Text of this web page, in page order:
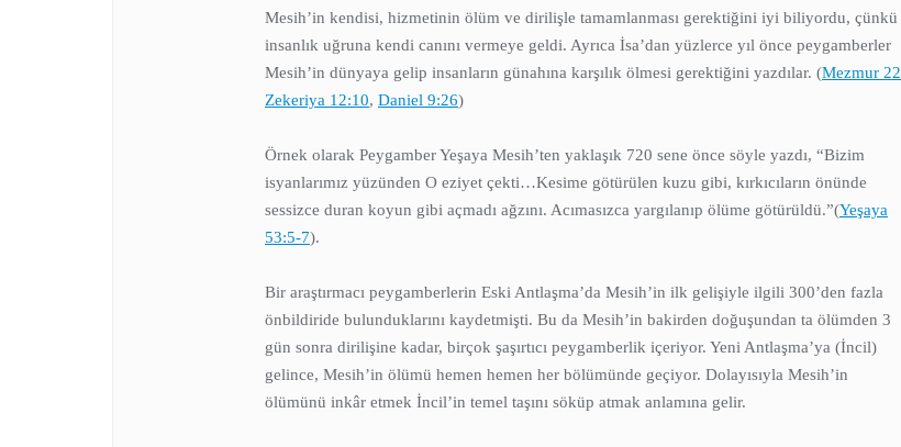
Mesih’in kendisi, hizmetinin ölüm ve dirilişle tamamlanması gerektiğini iyi biliyordu, çünkü
insanlık uğruna kendi canını vermeye geldi. Ayrıca İsa’dan yüzlerce yıl önce peygamberler
Mesih’in dünyaya gelip insanların günahına karşılık ölmesi gerektiğini yazdılar. (Mezmur 22
Zekeriya 12:10, Daniel 9:26)
Örnek olarak Peygamber Yeşaya Mesih’ten yaklaşık 720 sene önce söyle yazdı, “Bizim
isyanlarımız yüzünden O eziyet çekti…Kesime götürülen kuzu gibi, kırkıcıların önünde
sessizce duran koyun gibi açmadı ağzını. Acımasızca yargılanıp ölüme götürüldü.”(Yeşaya
53:5-7).
Bir araştırmacı peygamberlerin Eski Antlaşma’da Mesih’in ilk gelişiyle ilgili 300’den fazla
önbildiride bulunduklarını kaydetmişti. Bu da Mesih’in bakirden doğuşundan ta ölümden 3
gün sonra dirilişine kadar, birçok şaşırtıcı peygamberlik içeriyor. Yeni Antlaşma’ya (İncil)
gelince, Mesih’in ölümü hemen hemen her bölümünde geçiyor. Dolayısıyla Mesih’in
ölümünü inkâr etmek İncil’in temel taşını söküp atmak anlamına gelir.